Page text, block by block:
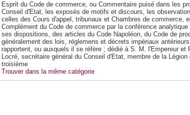
Esprit du Code de commerce, ou Commentaire puisé dans les
Conseil d'Etat, les exposés de motifs et discours, les
celles des Cours d'appel, tribunaux et Chambres de commerce,
Complément du Code de commerce par la conférence
ses dispositions, des articles du Code Napoléon, du Code de
généralement des lois, réglemens et décrets impériaux
rapportent, ou auxquels il se réfère ; dédié à S. M. l'Empereur et
Locré, secrétaire général du Conseil d'Etat, membre de la Légion
troisième
Trouver dans la même catégorie